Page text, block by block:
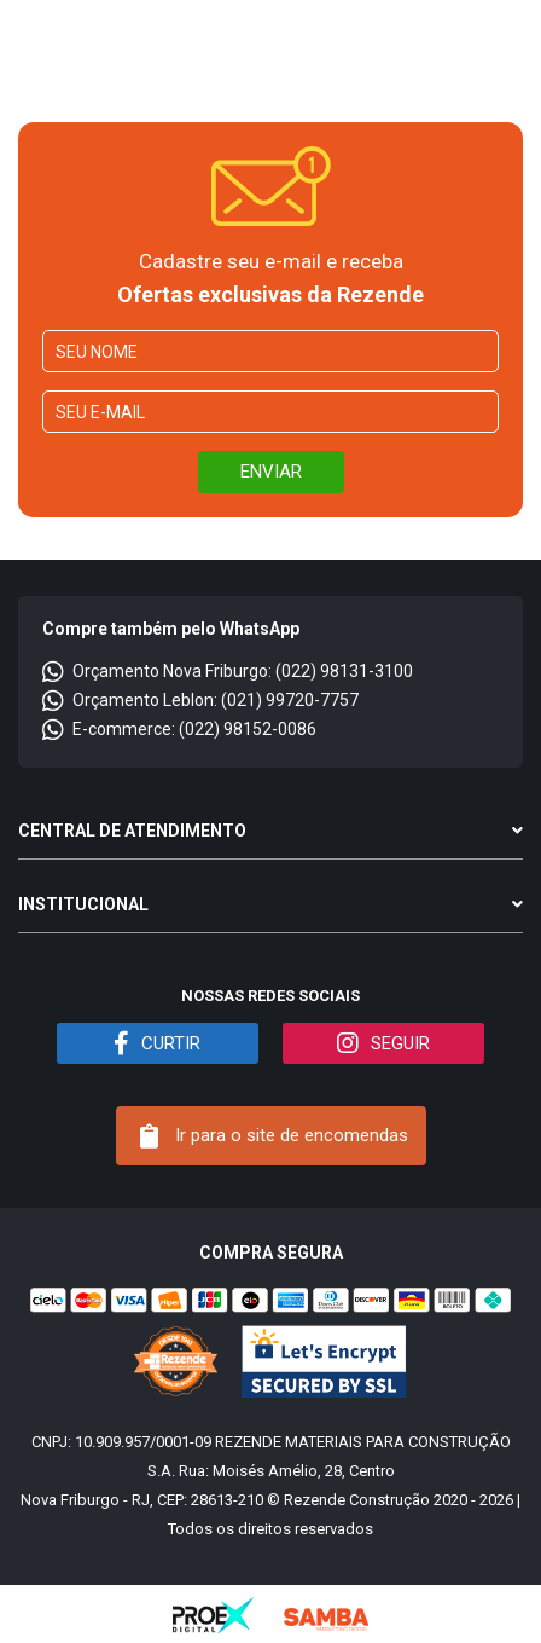
Cadastre seu e-mail e receba
Ofertas exclusivas da Rezende
Compre também pelo WhatsApp
Orçamento Nova Friburgo: (022) 98131-3100
Orçamento Leblon: (021) 99720-7757
E-commerce: (022) 98152-0086
CENTRAL DE ATENDIMENTO
INSTITUCIONAL
NOSSAS REDES SOCIAIS
CURTIR SEGUIR
Ir para o site de encomendas
COMPRA SEGURA
CNPJ: 10.909.957/0001-09 REZENDE MATERIAIS PARA CONSTRUÇÃO
S.A. Rua: Moisés Amélio, 28, Centro
Nova Friburgo - RJ, CEP: 28613-210 © Rezende Construção 2020 - 2026 |
Todos os direitos reservados